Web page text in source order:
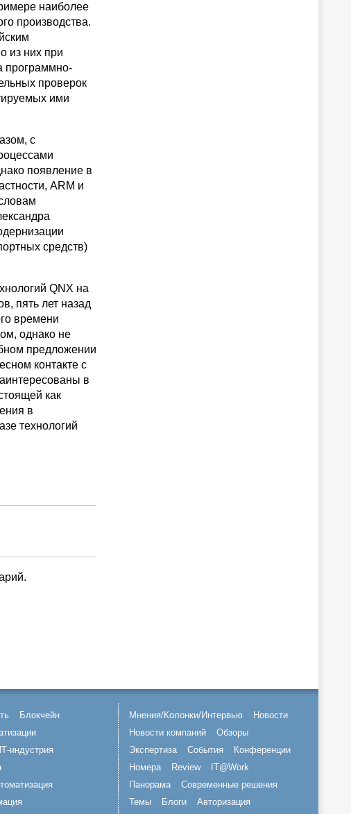
наиболее
производства.
из них при
программно-
проверок
ими
с
появление в
ARM и
средств)
QNX на
пять лет назад
времени
однако не
предложении
контакте с
в
как
в
технологий
Блокчейн
индустрия
Мнения/Колонки/Интервью
Новости
Новости компаний
Обзоры
Экспертиза
События
Конференции
Номера
Review
IT@Work
Панорама
Современные решения
Темы
Блоги Авторизация